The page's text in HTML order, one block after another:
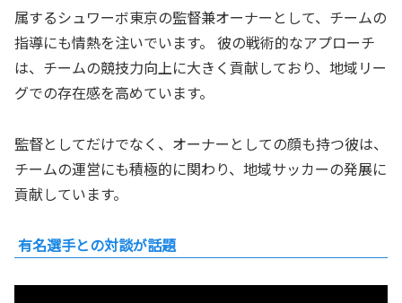
属するシュワーボ東京の監督兼オーナーとして、チームの
指導にも情熱を注いでいます。 彼の戦術的なアプローチ
は、チームの競技力向上に大きく貢献しており、地域リー
グでの存在感を高めています。
監督としてだけでなく、オーナーとしての顔も持つ彼は、
チームの運営にも積極的に関わり、地域サッカーの発展に
貢献しています。
有名選手との対談が話題